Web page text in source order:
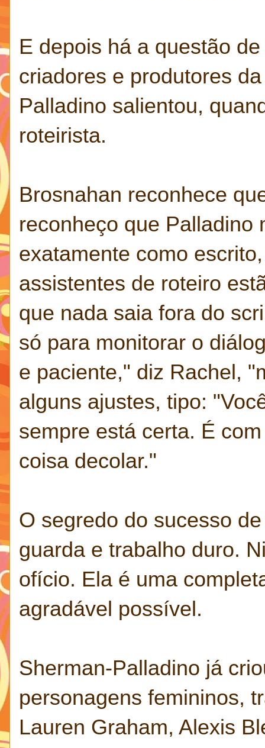
E depois há a questão
criadores e produtores
Palladino salientou,
roteirista.
Brosnahan reconhece
reconheço que Palladino
exatamente como
assistentes de roteiro
que nada saia fora do
só para monitorar o
e paciente," diz Rachel,
alguns ajustes, tipo:
sempre está certa. É
coisa decolar."
O segredo do sucesso
guarda e trabalho duro.
ofício. Ela é uma
agradável possível.
Sherman-Palladino já
personagens femininos,
Lauren Graham, Alexis